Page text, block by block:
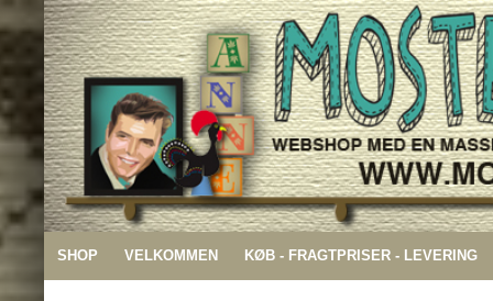
SHOP VELKOMMEN KØB - FRAGTPRISER - LEVERING